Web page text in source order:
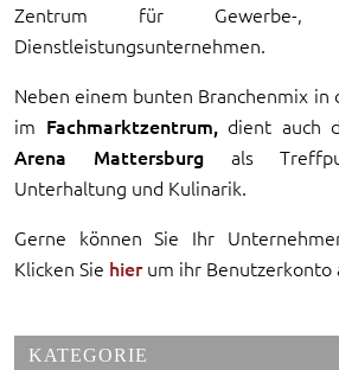
Zentrum für Gewerbe-,
Dienstleistungsunternehmen.
Neben einem bunten Branchenmix in
im Fachmarktzentrum, dient auch
Arena Mattersburgals
Unterhaltung und Kulinarik.
Gerne können Sie Ihr
Klicken Sie hier um ihr Benutzerkonto